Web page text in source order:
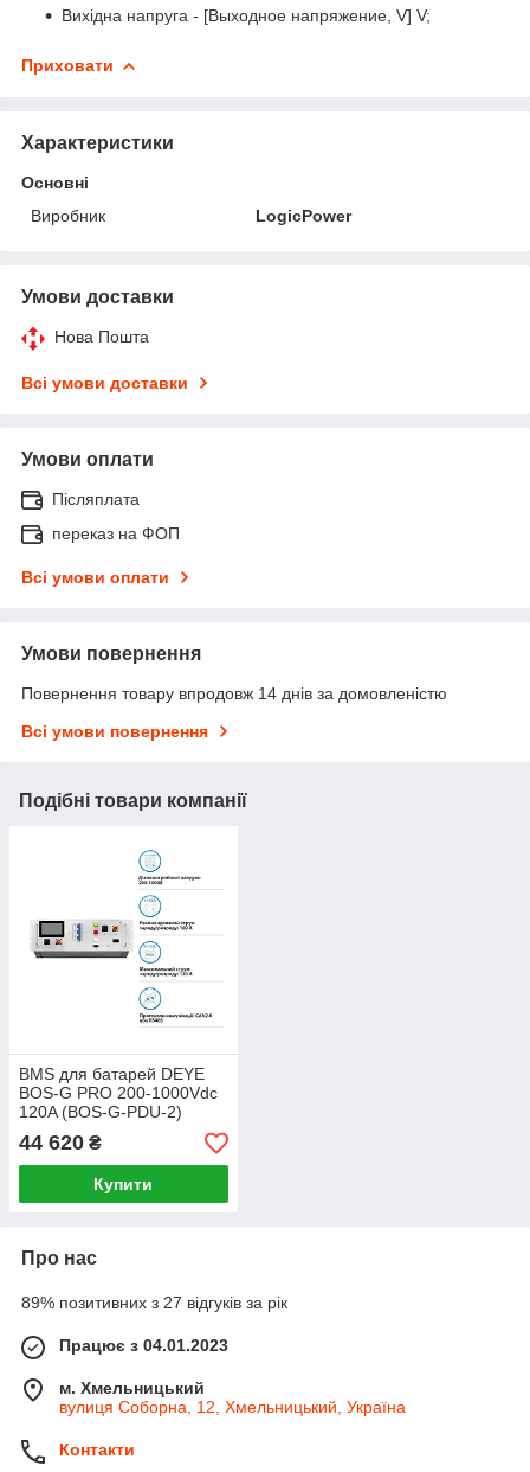
Вихідна напруга - [Выходное напряжение, V] V;
Приховати
Характеристики
Основні
Виробник
LogicPower
Умови доставки
Нова Пошта
Всі умови доставки
Умови оплати
Післяплата
переказ на ФОП
Всі умови оплати
Умови повернення
Повернення товару впродовж 14 днів за домовленістю
Всі умови повернення
Подібні товари компанії
BMS для батарей DEYE
BOS-G PRO 200-1000Vdc
120A (BOS-G-PDU-2)
44 620 ₴
Купити
Про нас
89% позитивних з 27 відгуків за рік
Працює з 04.01.2023
м. Хмельницький
вулиця Соборна, 12, Хмельницький, Україна
Контакти